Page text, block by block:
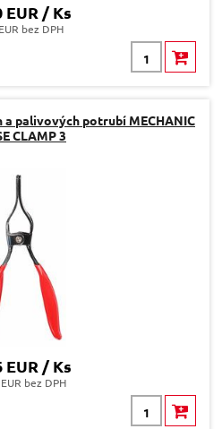
EUR / Ks
bez DPH
palivových potrubí MECHANIC
CLAMP 3
EUR / Ks
bez DPH